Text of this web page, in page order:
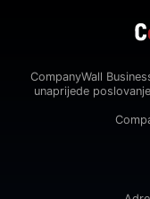
CompanyWall
unaprijede